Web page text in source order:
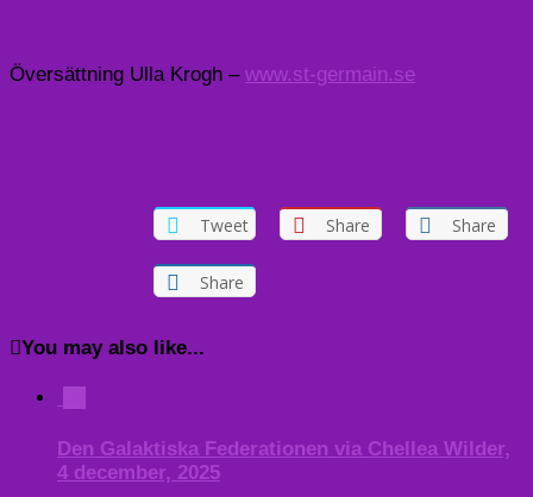
Översättning Ulla Krogh – www.st-germain.se
Tweet Share Share
Share
You may also like...
Den Galaktiska Federationen via Chellea Wilder,
4 december, 2025